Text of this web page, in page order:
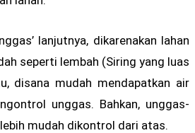
lanjutnya, dikarenakan lahan
seperti lembah (Siring yang luas
disana mudah mendapatkan air
unggas. Bahkan, unggas-
mudah dikontrol dari atas.